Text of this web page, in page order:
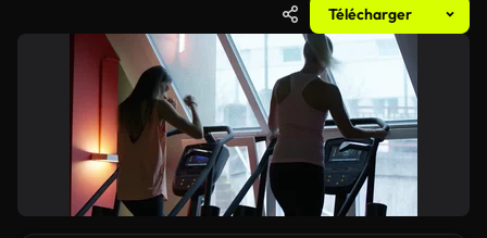
Télécharger